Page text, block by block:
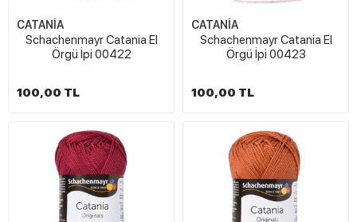
CATANİA
Schachenmayr Catania El
Örgü İpi 00422
100,00 TL
CATANİA
Schachenmayr Catania El
Örgü İpi 00423
100,00 TL